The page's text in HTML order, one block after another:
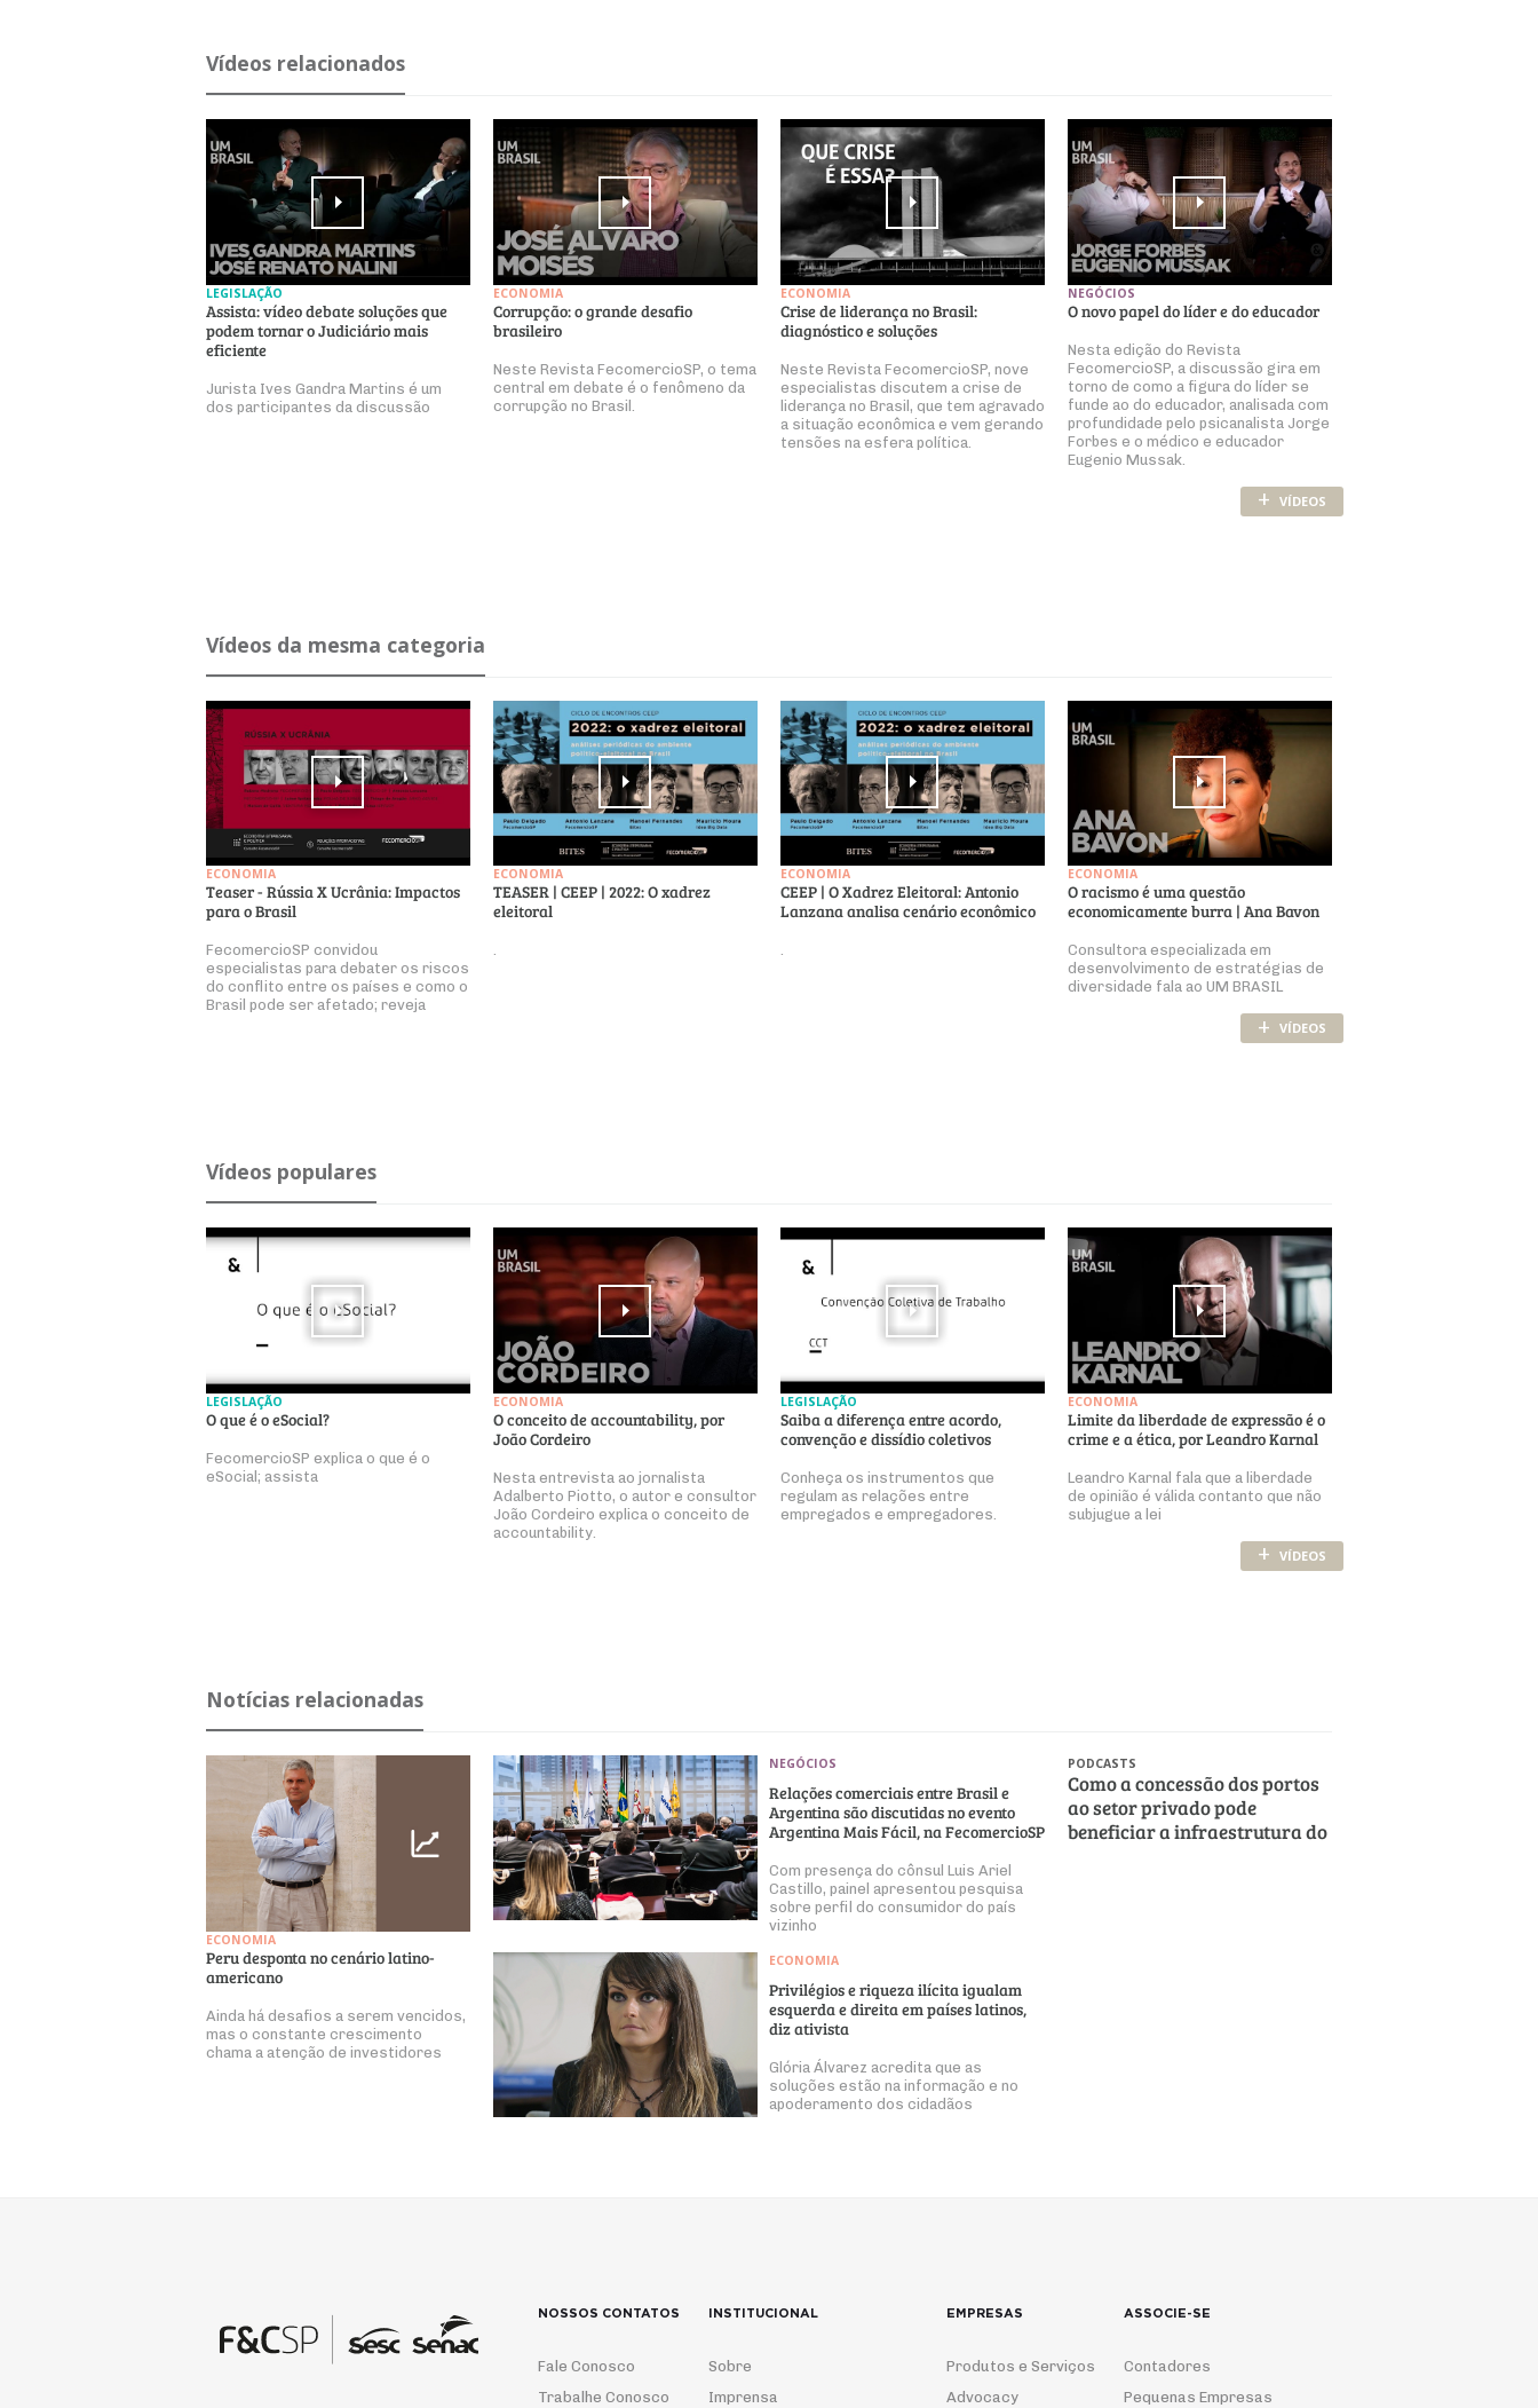
Ví­deos re­la­ci­o­nados
LEGISLAÇÃO
Assista: vídeo debate soluções que
podem tornar o Judiciário mais
eficiente
Jurista Ives Gandra Martins é um
dos participantes da discussão
ECONOMIA
Corrupção: o grande desafio
brasileiro
Neste Revista FecomercioSP, o tema
central em debate é o fenômeno da
corrupção no Brasil.
ECONOMIA
Crise de liderança no Brasil:
diagnóstico e soluções
Neste Revista FecomercioSP, nove
especialistas discutem a crise de
liderança no Brasil, que tem agravado
a situação econômica e vem gerando
tensões na esfera política.
NEGÓCIOS
O novo papel do líder e do educador
Nesta edição do Revista
FecomercioSP, a discussão gira em
torno de como a figura do líder se
funde ao do educador, analisada com
profundidade pelo psicanalista Jorge
Forbes e o médico e educador
Eugenio Mussak.
+ VÍDEOS
Ví­deos da mesma ca­te­goria
ECONOMIA
Teaser - Rússia X Ucrânia: Impactos
para o Brasil
FecomercioSP convidou
especialistas para debater os riscos
do conflito entre os países e como o
Brasil pode ser afetado; reveja
ECONOMIA
TEASER | CEEP | 2022: O xadrez
eleitoral
.
ECONOMIA
CEEP | O Xadrez Eleitoral: Antonio
Lanzana analisa cenário econômico
.
ECONOMIA
O racismo é uma questão
economicamente burra | Ana Bavon
Consultora especializada em
desenvolvimento de estratégias de
diversidade fala ao UM BRASIL
+ VÍDEOS
Ví­deos po­pu­lares
LEGISLAÇÃO
O que é o eSocial?
FecomercioSP explica o que é o
eSocial; assista
ECONOMIA
O conceito de accountability, por
João Cordeiro
Nesta entrevista ao jornalista
Adalberto Piotto, o autor e consultor
João Cordeiro explica o conceito de
accountability.
LEGISLAÇÃO
Saiba a diferença entre acordo,
convenção e dissídio coletivos
Conheça os instrumentos que
regulam as relações entre
empregados e empregadores.
ECONOMIA
Limite da liberdade de expressão é o
crime e a ética, por Leandro Karnal
Leandro Karnal fala que a liberdade
de opinião é válida contanto que não
subjugue a lei
+ VÍDEOS
Notícias relacionadas
ECONOMIA
Peru desponta no cenário latino-
americano
Ainda há desafios a serem vencidos,
mas o constante crescimento
chama a atenção de investidores
NEGÓCIOS
Relações comerciais entre Brasil e
Argentina são discutidas no evento
Argentina Mais Fácil, na FecomercioSP
Com presença do cônsul Luis Ariel
Castillo, painel apresentou pesquisa
sobre perfil do consumidor do país
vizinho
ECONOMIA
Privilégios e riqueza ilícita igualam
esquerda e direita em países latinos,
diz ativista
Glória Álvarez acredita que as
soluções estão na informação e no
apoderamento dos cidadãos
PODCASTS
Como a concessão dos portos
ao setor privado pode
beneficiar a infraestrutura do
NOSSOS CONTATOS
Fale Conosco
Trabalhe Conosco
INSTITUCIONAL
Sobre
Imprensa
EMPRESAS
Produtos e Serviços
Advocacy
ASSOCIE-SE
Contadores
Pequenas Empresas